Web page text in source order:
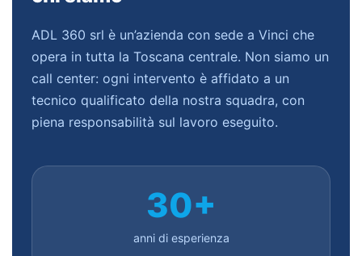
ADL 360 srl è un’azienda con sede a Vinci che
opera in tutta la Toscana centrale. Non siamo un
call center: ogni intervento è affidato a un
tecnico qualificato della nostra squadra, con
piena responsabilità sul lavoro eseguito.
30+
anni di esperienza